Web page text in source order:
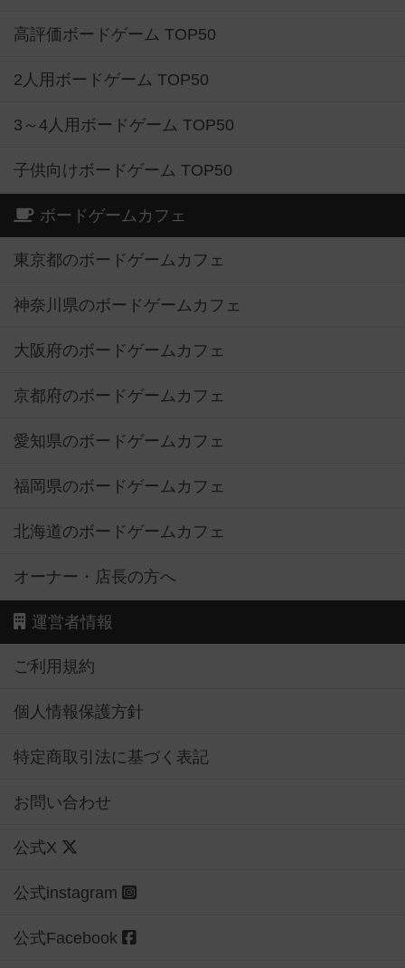
高評価ボードゲーム TOP50
2人用ボードゲーム TOP50
3～4人用ボードゲーム TOP50
子供向けボードゲーム TOP50
ボードゲームカフェ
東京都のボードゲームカフェ
神奈川県のボードゲームカフェ
大阪府のボードゲームカフェ
京都府のボードゲームカフェ
愛知県のボードゲームカフェ
福岡県のボードゲームカフェ
北海道のボードゲームカフェ
オーナー・店長の方へ
運営者情報
ご利用規約
個人情報保護方針
特定商取引法に基づく表記
お問い合わせ
公式X
公式instagram
公式Facebook